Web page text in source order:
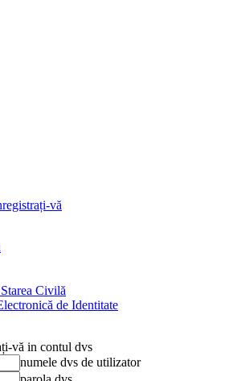
vă
Civilă
de Identitate
vă in contul dvs
numele dvs de utilizator